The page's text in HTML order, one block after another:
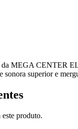
MEGA CENTER
sonora superior e
produto.